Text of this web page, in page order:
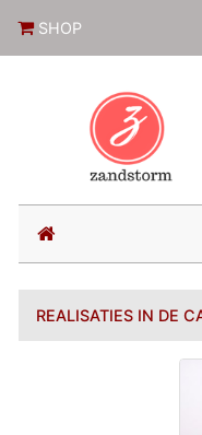
SHOP
(current)
REALISATIES IN DE